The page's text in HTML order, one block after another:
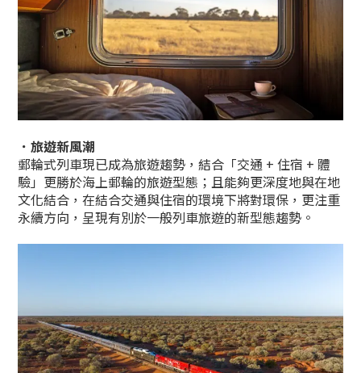
．旅遊新風潮
郵輪式列車現已成為旅遊趨勢，結合「交通 + 住宿 + 體
驗」更勝於海上郵輪的旅遊型態；且能夠更深度地與在地
文化結合，在結合交通與住宿的環境下將對環保，更注重
永續方向，呈現有別於一般列車旅遊的新型態趨勢。